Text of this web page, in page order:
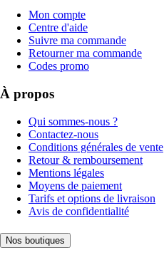
Mon compte
Centre d'aide
Suivre ma commande
Retourner ma commande
Codes promo
À propos
Qui sommes-nous ?
Contactez-nous
Conditions générales de vente
Retour & remboursement
Mentions légales
Moyens de paiement
Tarifs et options de livraison
Avis de confidentialité
Nos boutiques